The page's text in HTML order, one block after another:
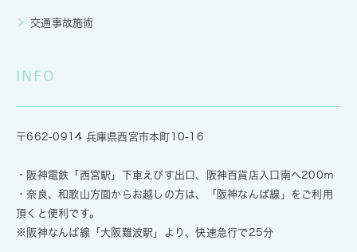
交通事故施術
INFO
〒662-0914 兵庫県西宮市本町10-16
・阪神電鉄「西宮駅」下車えびす出口、阪神百貨店入口南へ200ｍ
・奈良、和歌山方面からお越しの方は、「阪神なんば線」をご利用
頂くと便利です。
※阪神なんば線「大阪難波駅」より、快速急行で25分